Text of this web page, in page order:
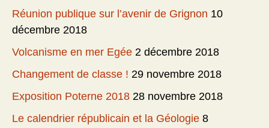
Réunion publique sur l’avenir de Grignon 10
décembre 2018
Volcanisme en mer Egée 2 décembre 2018
Changement de classe ! 29 novembre 2018
Exposition Poterne 2018 28 novembre 2018
Le calendrier républicain et la Géologie 8